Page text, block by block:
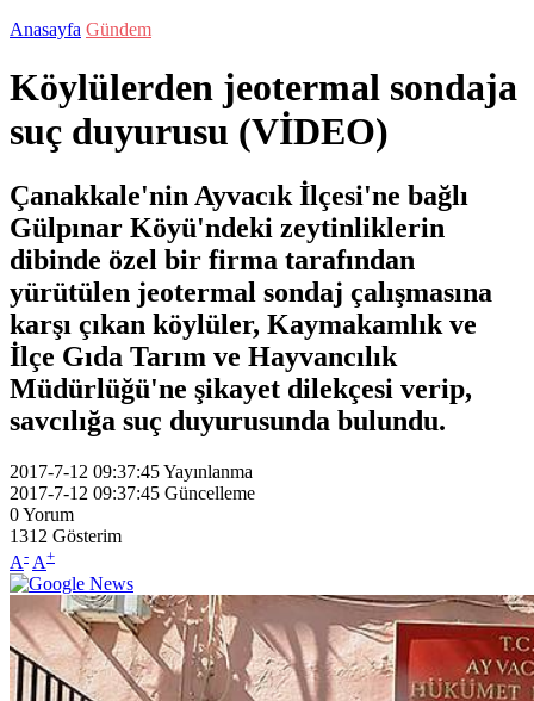
Anasayfa Gündem
Köylülerden jeotermal sondaja
suç duyurusu (VİDEO)
Çanakkale'nin Ayvacık İlçesi'ne bağlı
Gülpınar Köyü'ndeki zeytinliklerin
dibinde özel bir firma tarafından
yürütülen jeotermal sondaj çalışmasına
karşı çıkan köylüler, Kaymakamlık ve
İlçe Gıda Tarım ve Hayvancılık
Müdürlüğü'ne şikayet dilekçesi verip,
savcılığa suç duyurusunda bulundu.
2017-7-12 09:37:45Yayınlanma
2017-7-12 09:37:45 Güncelleme
0Yorum
1312 Gösterim
A- A+